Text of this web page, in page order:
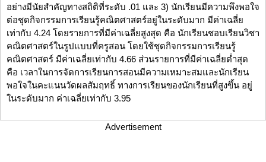
อย่างมีนัยสำคัญทางสถิติที่ระดับ .01 และ 3) นักเรียนมีความพึงพอใจ
ต่อชุดกิจกรรมการเรียนรู้คณิตศาสตร์อยู่ในระดับมาก มีค่าเฉลี่ย
เท่ากับ 4.24 โดยรายการที่มีค่าเฉลี่ยสูงสุด คือ นักเรียนชอบเรียนวิชา
คณิตศาสตร์ในรูปแบบที่ครูสอน โดยใช้ชุดกิจกรรมการเรียนรู้
คณิตศาสตร์ มีค่าเฉลี่ยเท่ากับ 4.66 ส่วนรายการที่มีค่าเฉลี่ยต่ำสุด
คือ เวลาในการจัดการเรียนการสอนมีความเหมาะสมและนักเรียน
พอใจในคะแนนวัดผลสัมฤทธิ์ ทางการเรียนของนักเรียนที่สูงขึ้น อยู่
ในระดับมาก ค่าเฉลี่ยเท่ากับ 3.95
Advertisement